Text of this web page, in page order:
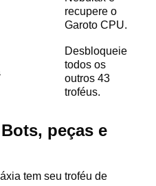
recupere o
Garoto CPU.
Desbloqueie
todos os
outros 43
troféus.
peças e
tem seu troféu de